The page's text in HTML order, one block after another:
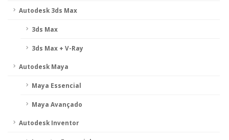
Autodesk 3ds Max
3ds Max
3ds Max + V-Ray
Autodesk Maya
Maya Essencial
Maya Avançado
Autodesk Inventor